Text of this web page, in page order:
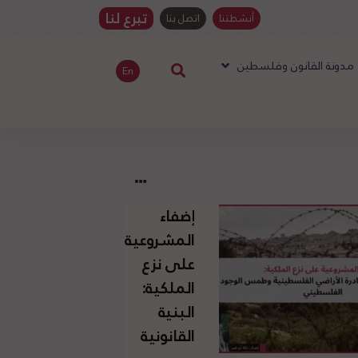
أنشطتنا اتصل بنا تبرع لنا
مدونة القانون وفلسطين En
إضفاء
المشروعية
على نزع
الملكية:
البنية
القانونية